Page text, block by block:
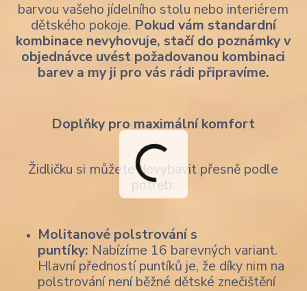
barvou vašeho jídelního stolu nebo interiérem
dětského pokoje. Pokud vám standardní
kombinace nevyhovuje, stačí do poznámky v
objednávce uvést požadovanou kombinaci
barev a my ji pro vás rádi připravíme.
Doplňky pro maximální komfort
Židličku si můžete dovybavit přesně podle
potřeb:
Molitanové polstrování s
puntíky: Nabízíme 16 barevných variant.
Hlavní předností puntíků je, že díky nim na
polstrování není běžné dětské znečištění